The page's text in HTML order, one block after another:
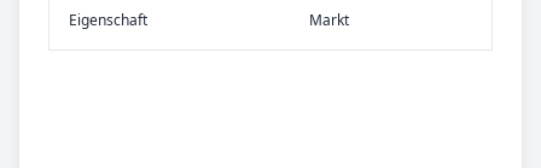
Eigen­schaft Markt